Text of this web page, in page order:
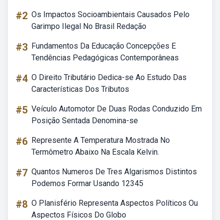
#2 Os Impactos Socioambientais Causados Pelo
Garimpo Ilegal No Brasil Redação
#3 Fundamentos Da Educação Concepções E
Tendências Pedagógicas Contemporâneas
#4 O Direito Tributário Dedica-se Ao Estudo Das
Características Dos Tributos
#5 Veículo Automotor De Duas Rodas Conduzido Em
Posição Sentada Denomina-se
#6 Represente A Temperatura Mostrada No
Termômetro Abaixo Na Escala Kelvin.
#7 Quantos Numeros De Tres Algarismos Distintos
Podemos Formar Usando 12345
#8 O Planisfério Representa Aspectos Políticos Ou
Aspectos Físicos Do Globo